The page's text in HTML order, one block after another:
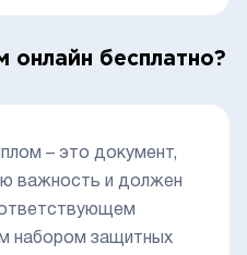
онлайн бесплатно?
– это документ,
важность и должен
набором защитных